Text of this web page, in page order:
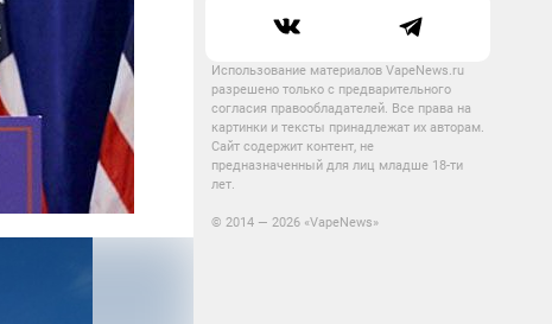
Использование материалов VapeNews.ru
разрешено только с предварительного
согласия правообладателей. Все права на
картинки и тексты принадлежат их авторам.
Сайт содержит контент, не
предназначенный для лиц младше 18-ти
лет.
© 2014 — 2026 «VapeNews»